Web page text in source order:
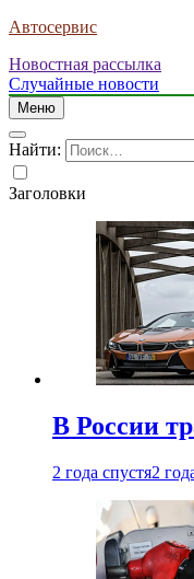
Автосервис
Новостная рассылка
Случайные новости
Меню
Найти:
Заголовки
В России
2 года спустя2